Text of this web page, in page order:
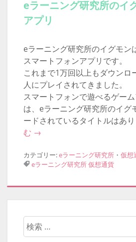
eラーニング研究所のイ
アプリ
eラーニング研究所のイグモン
スマートフォンアプリです。
これまで1万回以上もダウンロ
人にプレイされてきました。
スマートフォンで遊べるゲー
は、eラーニング研究所のイグ
ードされているタイトルはあり
む →
カテゴリー:eラーニング研究所・ 仮想
eラーニング研究所仮想通貨
検索開始